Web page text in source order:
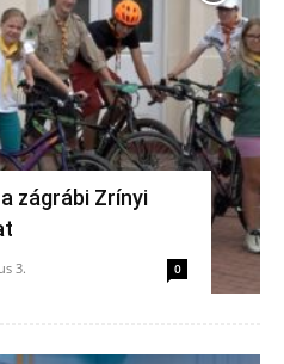
zágrábi Zrínyi
3. 0